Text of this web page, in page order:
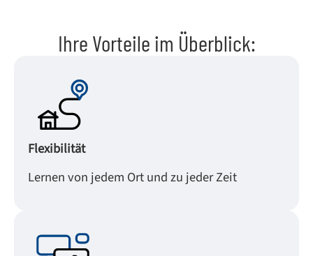
Ihre Vorteile im Überblick:
Flexibilität
Lernen von jedem Ort und zu jeder Zeit